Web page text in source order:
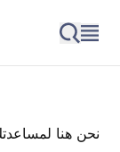
نحن هنا